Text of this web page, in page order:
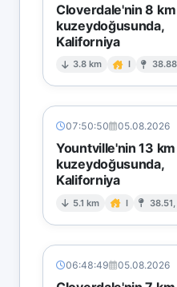
Cloverdale'nin 8
kuzeydoğusunda,
Kaliforniya
3.8 km I
07:50:50 05.08.2026
Yountville'nin 13
kuzeydoğusunda,
Kaliforniya
5.1 km I
06:48:49 05.08.2026